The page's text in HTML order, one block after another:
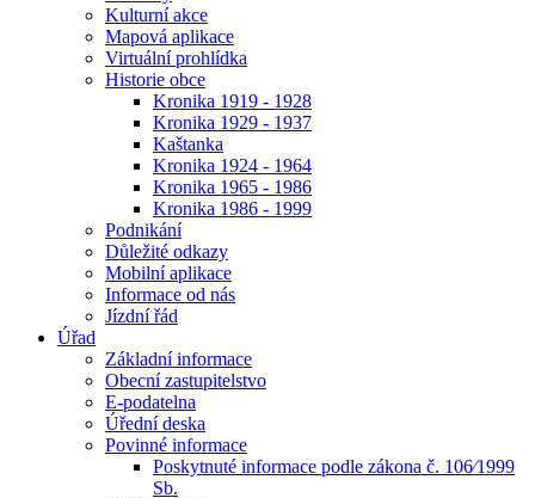
Kulturní akce
Mapová aplikace
Virtuální prohlídka
Historie obce
Kronika 1919 - 1928
Kronika 1929 - 1937
Kaštanka
Kronika 1924 - 1964
Kronika 1965 - 1986
Kronika 1986 - 1999
Podnikání
Důležité odkazy
Mobilní aplikace
Informace od nás
Jízdní řád
Úřad
Základní informace
Obecní zastupitelstvo
E-podatelna
Úřední deska
Povinné informace
Poskytnuté informace podle zákona č. 106⁄1999
Sb.